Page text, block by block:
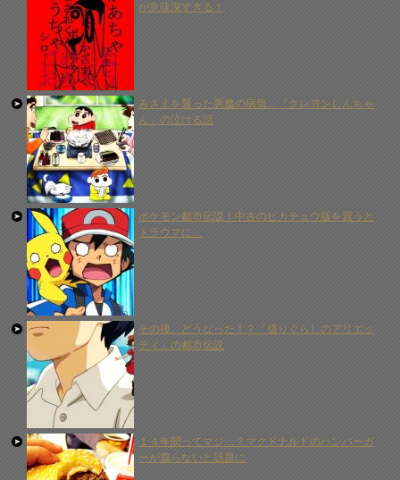
が意味深すぎる！
みさえを襲った悪魔の病気…「クレヨンしんちゃ
ん」の泣ける話
ポケモン都市伝説！中古のピカチュウ版を買うと
トラウマに…
その後、どうなった！？「借りぐらしのアリエッ
ティ」の都市伝説
１４年間ってマジ…？マクドナルドのハンバーガ
ーが腐らないと話題に